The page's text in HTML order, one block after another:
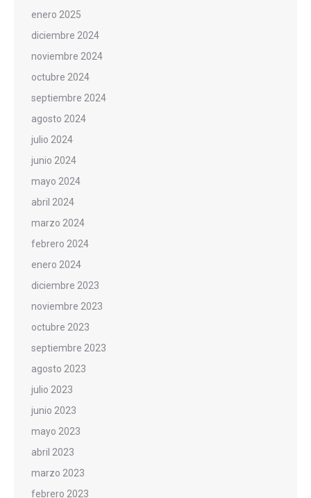
enero 2025
diciembre 2024
noviembre 2024
octubre 2024
septiembre 2024
agosto 2024
julio 2024
junio 2024
mayo 2024
abril 2024
marzo 2024
febrero 2024
enero 2024
diciembre 2023
noviembre 2023
octubre 2023
septiembre 2023
agosto 2023
julio 2023
junio 2023
mayo 2023
abril 2023
marzo 2023
febrero 2023